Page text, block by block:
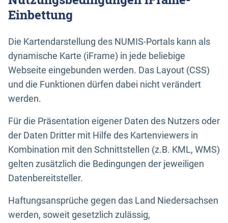
Einbettung
Die Kartendarstellung des NUMIS-Portals kann als
dynamische Karte (iFrame) in jede beliebige
Webseite eingebunden werden. Das Layout (CSS)
und die Funktionen dürfen dabei nicht verändert
werden.
Für die Präsentation eigener Daten des Nutzers oder
der Daten Dritter mit Hilfe des Kartenviewers in
Kombination mit den Schnittstellen (z.B. KML, WMS)
gelten zusätzlich die Bedingungen der jeweiligen
Datenbereitsteller.
Haftungsansprüche gegen das Land Niedersachsen
werden, soweit gesetzlich zulässig,